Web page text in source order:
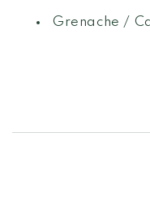
Grenache /